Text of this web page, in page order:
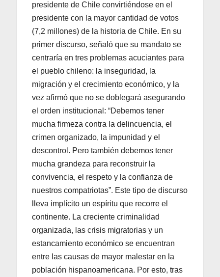
presidente de Chile convirtiéndose en el
presidente con la mayor cantidad de votos
(7,2 millones) de la historia de Chile. En su
primer discurso, señaló que su mandato se
centraría en tres problemas acuciantes para
el pueblo chileno: la inseguridad, la
migración y el crecimiento económico, y la
vez afirmó que no se doblegará asegurando
el orden institucional: “Debemos tener
mucha firmeza contra la delincuencia, el
crimen organizado, la impunidad y el
descontrol. Pero también debemos tener
mucha grandeza para reconstruir la
convivencia, el respeto y la confianza de
nuestros compatriotas”. Este tipo de discurso
lleva implícito un espíritu que recorre el
continente. La creciente criminalidad
organizada, las crisis migratorias y un
estancamiento económico se encuentran
entre las causas de mayor malestar en la
población hispanoamericana. Por esto, tras